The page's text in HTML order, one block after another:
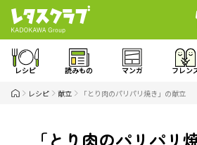
レシピ 読みもの マンガ フレン
レシピ 献立 「とり肉のパリパリ焼き」の献立
「とり肉のパリパリ